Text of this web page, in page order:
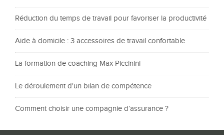
Réduction du temps de travail pour favoriser la productivité
Aide à domicile : 3 accessoires de travail confortable
La formation de coaching Max Piccinini
Le déroulement d'un bilan de compétence
Comment choisir une compagnie d’assurance ?